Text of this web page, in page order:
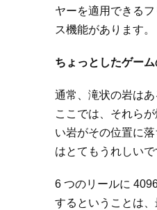
ヤーを適用できる
ス機能があります。
ちょっとしたゲー
通常、滝状の岩はあ
ここでは、それら
い岩がその位置に
はとてもうれしいで
6 つのリールに
するということは